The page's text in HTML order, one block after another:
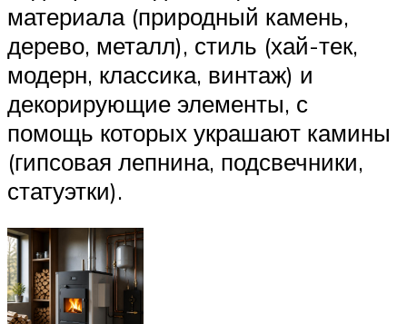
материала (природный камень,
дерево, металл), стиль (хай-тек,
модерн, классика, винтаж) и
декорирующие элементы, с
помощь которых украшают камины
(гипсовая лепнина, подсвечники,
статуэтки).